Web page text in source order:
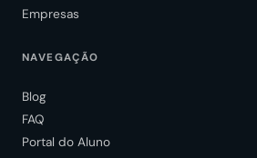
Empresas
NAVEGAÇÃO
Blog
FAQ
Portal do Aluno